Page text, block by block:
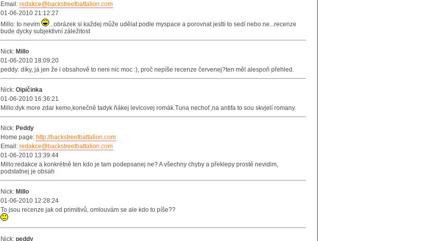
Email: redakce@backstreetbattalion.com
01-06-2010 21:12:27
Millo: to nevim
...obrázek si každej může udělat podle myspace a porovnat jestli to sedí nebo ne...recenze
bude dycky subjektivní záležitost
Nick: Millo
01-06-2010 18:09:20
peddy: díky, já jen že i obsahově to neni nic moc :), proč nepíše recenze červenej?ten měl alespoň přehled.
Nick: Oipičinka
01-06-2010 16:36:21
Millo:dyk more zdar kemo,konečně tadyk ňákej levicovej romák.Tuna nechoť,na antifa to sou skvjelí romany.
Nick: Peddy
Home page: http://backstreetbattalion.com
Email: redakce@backstreetbattalion.com
01-06-2010 13:39:44
Millo:redakce a konkrétně ten kdo je tam podepsanej ne? A všechny chyby a překlepy prostě nevidim,
podstatnej je obsah
Nick: Millo
01-06-2010 12:28:24
To jsou recenze jak od primitivů, omlouvám se ale kdo to píše??
Nick: peddy